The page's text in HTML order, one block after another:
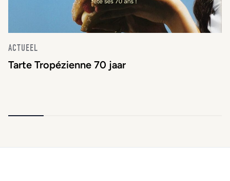
ACTUEEL
Tarte Tropézienne 70 jaar